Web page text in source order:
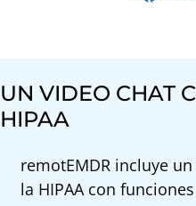
UN VIDEO CHAT
HIPAA
remotEMDR incluye
la HIPAA con